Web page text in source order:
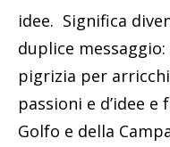
idee. Significa
duplice
pigrizia per
passioni e d’idee
Golfo e della